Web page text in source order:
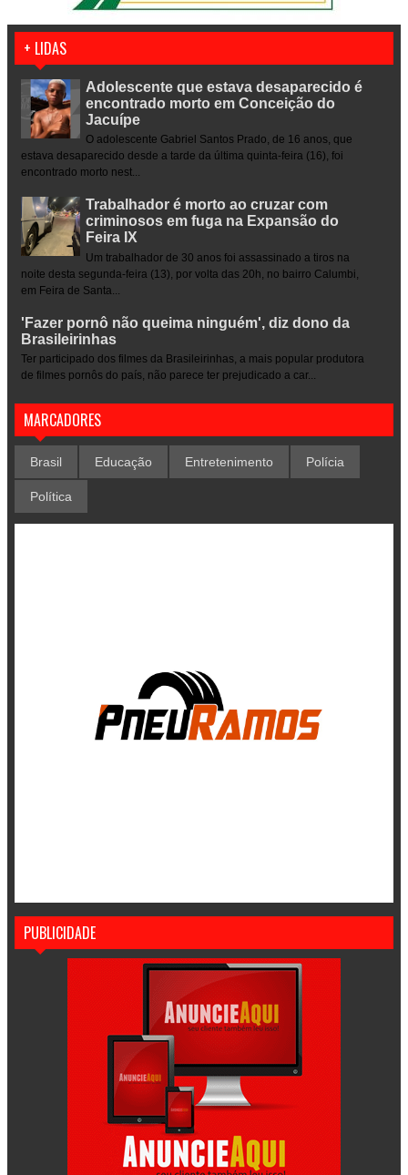
+ LIDAS
Adolescente que estava desaparecido é
encontrado morto em Conceição do
Jacuípe
O adolescente Gabriel Santos Prado, de 16 anos, que
estava desaparecido desde a tarde da última quinta-feira (16), foi
encontrado morto nest...
Trabalhador é morto ao cruzar com
criminosos em fuga na Expansão do
Feira IX
Um trabalhador de 30 anos foi assassinado a tiros na
noite desta segunda-feira (13), por volta das 20h, no bairro Calumbi,
em Feira de Santa...
'Fazer pornô não queima ninguém', diz dono da
Brasileirinhas
Ter participado dos filmes da Brasileirinhas, a mais popular produtora
de filmes pornôs do país, não parece ter prejudicado a car...
MARCADORES
Brasil Educação Entretenimento Polícia
Política
PUBLICIDADE